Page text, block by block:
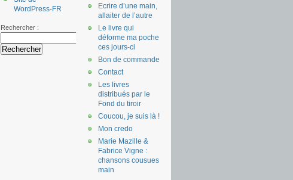
Ecrire d’une main,
allaiter de l’autre
Le livre qui
déforme ma poche
ces jours-ci
Bon de commande
Contact
Les livres
distribués par le
Fond du tiroir
Coucou, je suis là !
Mon credo
Marie Mazille &
Fabrice Vigne :
chansons cousues
main
WordPress-FR
Rechercher :